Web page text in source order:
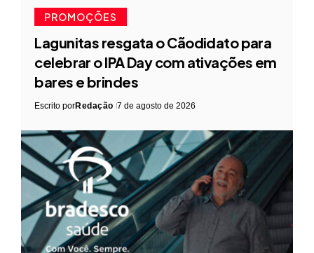
PROMOÇÕES
Lagunitas resgata o Cãodidato para
celebrar o IPA Day com ativações em
bares e brindes
Escrito porRedação 7 de agosto de 2026